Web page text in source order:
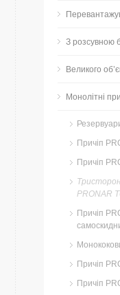
З розсувною
Великого
Монолітні
Причіп
Причіп
PRONAR
Причіп
Причіп
Причіп